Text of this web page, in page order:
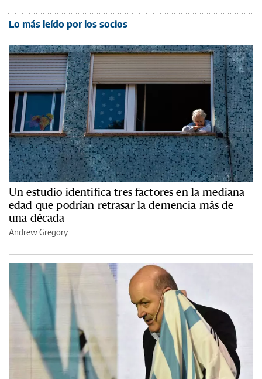
Lo más leído por los socios
Un estudio identifica tres factores en la mediana
edad que podrían retrasar la demencia más de
una década
Andrew Gregory